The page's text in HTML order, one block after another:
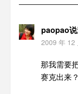
paopao说
2009 年 12
那我需要
赛克出来？